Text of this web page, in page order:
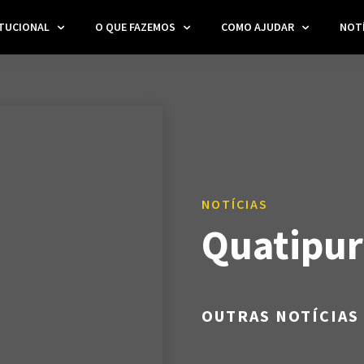
O QUE FAZEMOS COMO AJUDAR
NOTÍCIAS
OUTRAS NOTÍCIAS